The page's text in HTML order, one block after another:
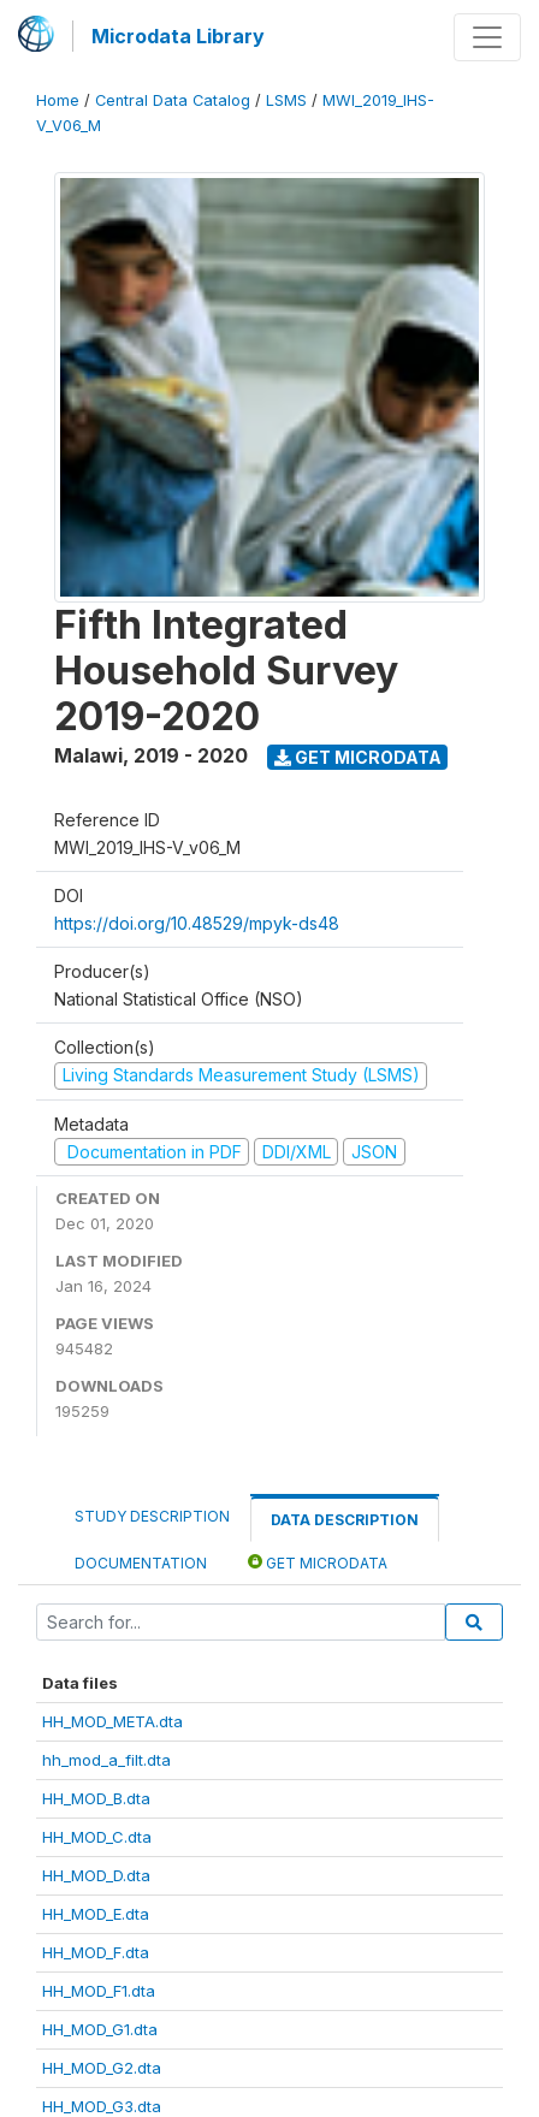
Microdata Library
Home / Central Data Catalog / LSMS / MWI_2019_IHS-
V_V06_M
Fifth Integrated
Household Survey
2019-2020
Malawi, 2019 - 2020 GET MICRODATA
Reference ID
MWI_2019_IHS-V_v06_M
DOI
https://doi.org/10.48529/mpyk-ds48
Producer(s)
National Statistical Office (NSO)
Collection(s)
Living Standards Measurement Study (LSMS)
Metadata
Documentation in PDF
DDI/XML JSON
CREATED ON
Dec 01, 2020
LAST MODIFIED
Jan 16, 2024
PAGE VIEWS
945482
DOWNLOADS
195259
STUDY DESCRIPTION DATA DESCRIPTION
DOCUMENTATION GET MICRODATA
Data files
HH_MOD_META.dta
hh_mod_a_filt.dta
HH_MOD_B.dta
HH_MOD_C.dta
HH_MOD_D.dta
HH_MOD_E.dta
HH_MOD_F.dta
HH_MOD_F1.dta
HH_MOD_G1.dta
HH_MOD_G2.dta
HH_MOD_G3.dta